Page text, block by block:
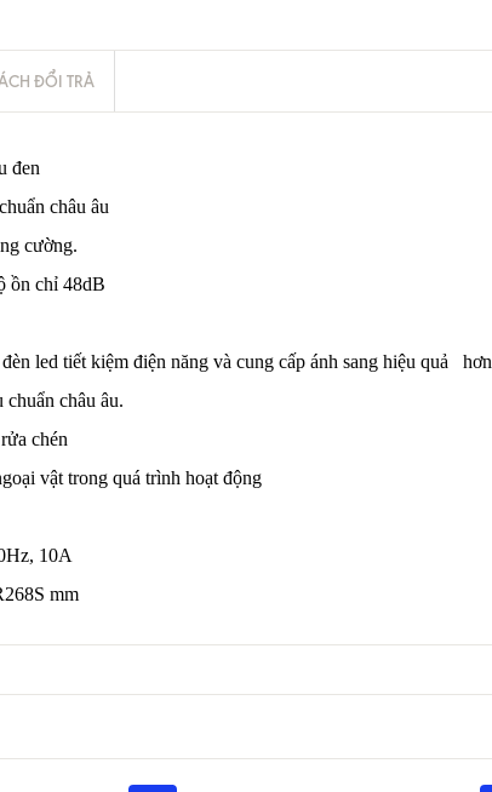
ĐỔI TRẢ
đen
châu âu
cường.
ồn chỉ 48dB
led tiết kiệm điện năng và cung cấp ánh sang hiệu quả hơn
châu âu.
chén
vật trong quá trình hoạt động
10A
mm